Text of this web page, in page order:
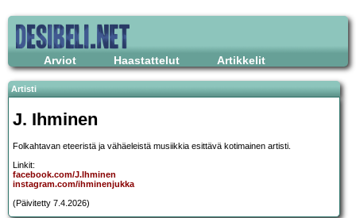
Arviot Haastattelut Artikkelit
Artisti
J. Ihminen
Folkahtavan eteeristä ja vähäeleistä musiikkia esittävä kotimainen artisti.
Linkit:
facebook.com/J.Ihminen
instagram.com/ihminenjukka
(Päivitetty 7.4.2026)